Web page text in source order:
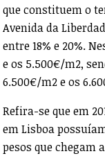
que constituem o
Avenida da
entre 18% e 20%.
e os 5.500€/m2,
6.500€/m2 e os
Refira-se que em
em Lisboa
pesos que chegam